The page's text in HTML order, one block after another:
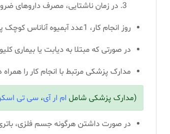
در زمان ناشتایی، مصرف داروهای
روز انجام کار، 1عدد آبمیوه آناناس کوچک پالپ دار (با تکه های میوه،مثل رانی آناناس)، همراه داشته باشید.
در صورتی که مبتلا به دیابت یا بیماری
مدارک پزشکی مرتبط با انجام کار را
(مدارک پزشکی شامل ام ار آی، سی تی
در صورت داشتن هرگونه جسم فلزی،